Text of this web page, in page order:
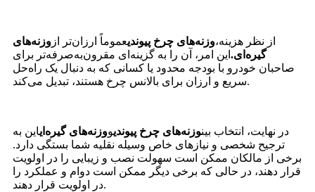
از نظر هزینه،وزنه‌های چرخ پیوندیعموماً ارزان‌تر از وزنه‌های
گیره‌ای. این امر، آن را به گزینه‌ای مقرون‌به‌صرفه‌تر برای
صاحبان خودرو با بودجه محدود یا کسانی که به دنبال یک راه‌حل
سریع و ارزان برای بالانس چرخ هستند، تبدیل می‌کند.
در نهایت، انتخاب بینوزنه‌های چرخ پیوندیووزنه‌های گیره‌ایاین به
ترجیح شخصی و نیازهای خاص وسیله نقلیه شما بستگی دارد.
برخی از مالکان ممکن است سهولت نصب و زیبایی را در اولویت
قرار دهند، در حالی که برخی دیگر ممکن است دوام و عملکرد را
در اولویت قرار دهند.